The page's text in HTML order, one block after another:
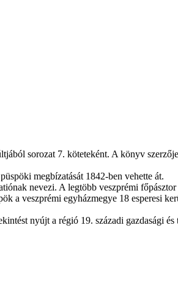
sorozat 7. köteteként. A könyv
megbízatását 1842-ben vehette át.
nevezi. A legtöbb veszprémi
a veszprémi egyházmegye 18 esperesi
nyújt a régió 19. századi gazdasági